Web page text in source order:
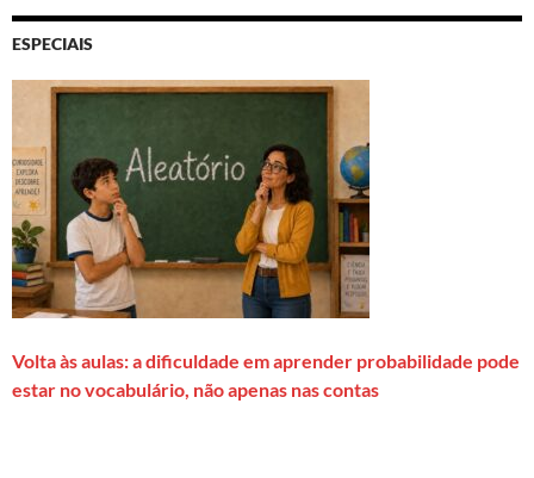
ESPECIAIS
Volta às aulas: a dificuldade em aprender probabilidade pode
estar no vocabulário, não apenas nas contas